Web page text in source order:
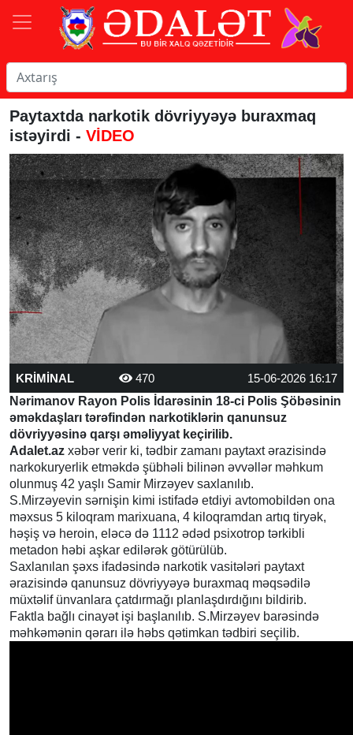
Paytaxtda narkotik dövriyyəyə buraxmaq
istəyirdi - VİDEO
KRİMİNAL 470
15-06-2026 16:17
Nərimanov Rayon Polis İdarəsinin 18-ci Polis Şöbəsinin
əməkdaşları tərəfindən narkotiklərin qanunsuz
dövriyyəsinə qarşı əməliyyat keçirilib.
Adalet.az xəbər verir ki, tədbir zamanı paytaxt ərazisində
narkokuryerlik etməkdə şübhəli bilinən əvvəllər məhkum
olunmuş 42 yaşlı Samir Mirzəyev saxlanılıb.
S.Mirzəyevin sərnişin kimi istifadə etdiyi avtomobildən ona
məxsus 5 kiloqram marixuana, 4 kiloqramdan artıq tiryək,
həşiş və heroin, eləcə də 1112 ədəd psixotrop tərkibli
metadon həbi aşkar edilərək götürülüb.
Saxlanılan şəxs ifadəsində narkotik vasitələri paytaxt
ərazisində qanunsuz dövriyyəyə buraxmaq məqsədilə
müxtəlif ünvanlara çatdırmağı planlaşdırdığını bildirib.
Faktla bağlı cinayət işi başlanılıb. S.Mirzəyev barəsində
məhkəmənin qərarı ilə həbs qətimkan tədbiri seçilib.